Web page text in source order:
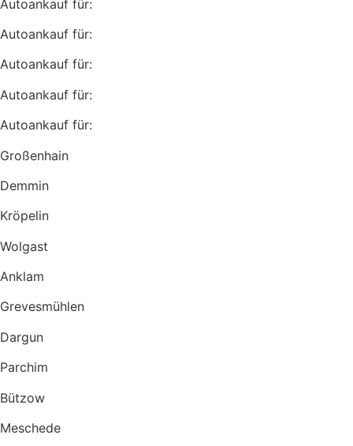
Autoankauf für:
Autoankauf für:
Autoankauf für:
Autoankauf für:
Autoankauf für:
Großenhain
Demmin
Kröpelin
Wolgast
Anklam
Grevesmühlen
Dargun
Parchim
Bützow
Meschede